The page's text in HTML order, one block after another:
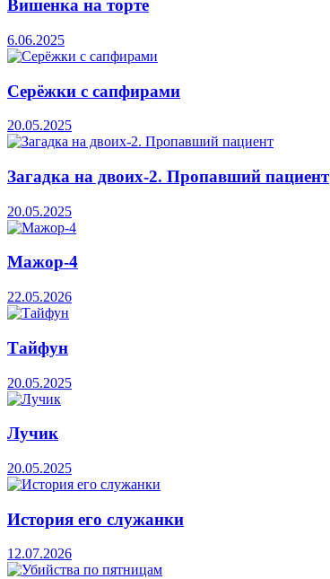
Вишенка на торте
6.06.2025
Серёжки с сапфирами
20.05.2025
Загадка на двоих-2. Пропавший пациент
20.05.2025
Мажор-4
22.05.2026
Тайфун
20.05.2025
Лучик
20.05.2025
История его служанки
12.07.2026